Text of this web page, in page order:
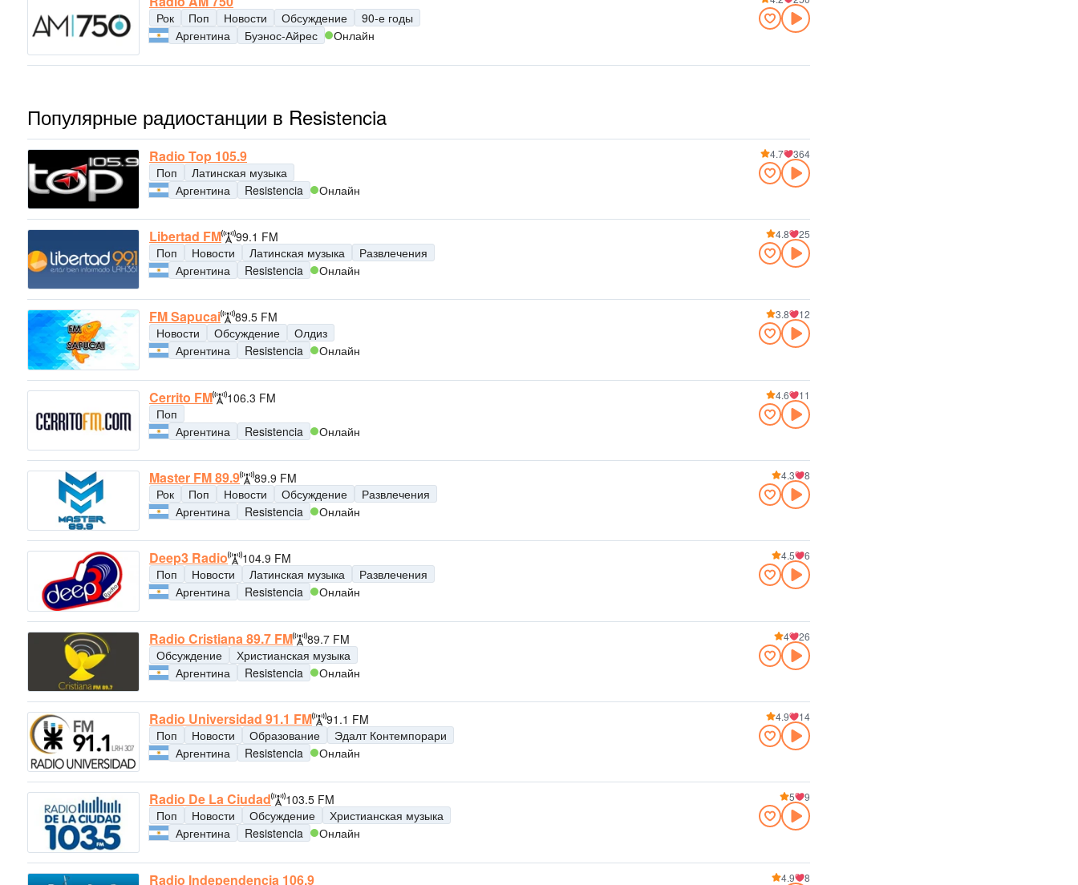
Рок Поп Новости Обсуждение
90-е годы
Аргентина
Буэнос-Айрес Онлайн
Популярные радиостанции в Resistencia
Radio Top 105.9
Поп
Латинская музыка
Аргентина
Resistencia Онлайн
4.7 364
Libertad FM
99.1 FM
Поп
Новости Латинская музыка
Развлечения
Аргентина
Resistencia Онлайн
4.8 25
FM Sapucai
89.5 FM
Новости
Обсуждение
Олдиз
Аргентина
Resistencia Онлайн
3.8 12
Cerrito FM
106.3 FM
Поп
Аргентина
Resistencia Онлайн
4.6 11
Master FM 89.9
89.9 FM
Рок
Поп Новости Обсуждение
Развлечения
Аргентина
Resistencia Онлайн
4.3 8
Deep3 Radio
104.9 FM
Поп
Новости Латинская музыка
Развлечения
Аргентина
Resistencia Онлайн
4.5 6
Radio Cristiana 89.7 FM
89.7 FM
Обсуждение
Христианская музыка
Аргентина
Resistencia Онлайн
4 26
Radio Universidad 91.1 FM
91.1 FM
Поп
Новости Образование
Эдалт Контемпорари
Аргентина
Resistencia Онлайн
4.9 14
Radio De La Ciudad
103.5 FM
Поп
Новости Обсуждение
Христианская музыка
Аргентина
Resistencia Онлайн
5 9
Radio Independencia 106.9 4.9 8